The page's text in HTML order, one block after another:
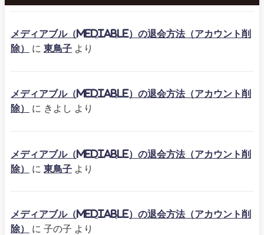
メディアブル（mediable）の退会方法（アカウント削
除）
に 東鳥子 より
メディアブル（mediable）の退会方法（アカウント削
除）
に きよし より
メディアブル（mediable）の退会方法（アカウント削
除）
に 東鳥子 より
メディアブル（mediable）の退会方法（アカウント削
除）
に 子の子 より